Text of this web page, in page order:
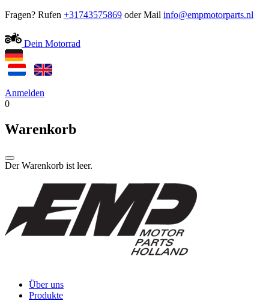
Fragen? Rufen +31743575869 oder Mail
Dein Motorrad
Anmelden
0
Warenkorb
Der Warenkorb ist leer.
Über uns
Produkte